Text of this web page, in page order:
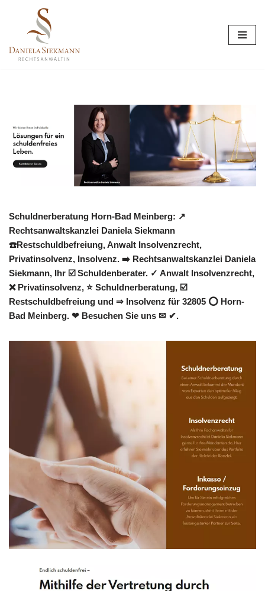
Inhalt
springen
Schuldnerberatung Horn-Bad Meinberg: ↗️
Rechtsanwaltskanzlei Daniela Siekmann
☎️Restschuldbefreiung, Anwalt Insolvenzrecht,
Privatinsolvenz, Insolvenz. ➡️ Rechtsanwaltskanzlei Daniela
Siekmann, Ihr ☑️ Schuldenberater. ✓ Anwalt Insolvenzrecht,
❌ Privatinsolvenz, ⭐ Schuldnerberatung, ☑️
Restschuldbefreiung und ⇒ Insolvenz für 32805 ⭕ Horn-
Bad Meinberg. ❤ Besuchen Sie uns ✉ ✔.